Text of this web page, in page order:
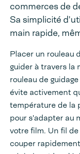
commerces de
Sa simplicité
main rapide,
Placer un rouleau
guider à travers la
rouleau de
évite activement
température de la
pour s'adapter au
votre film. Un fil
couper